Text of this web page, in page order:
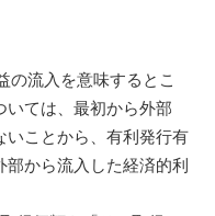
流入を意味するとこ
ては、最初から外部
いことから、有利発行有
から流入した経済的利